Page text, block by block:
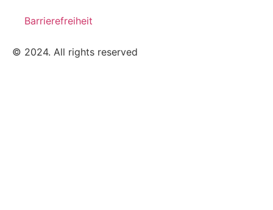
Barrierefreiheit
© 2024. All rights reserved